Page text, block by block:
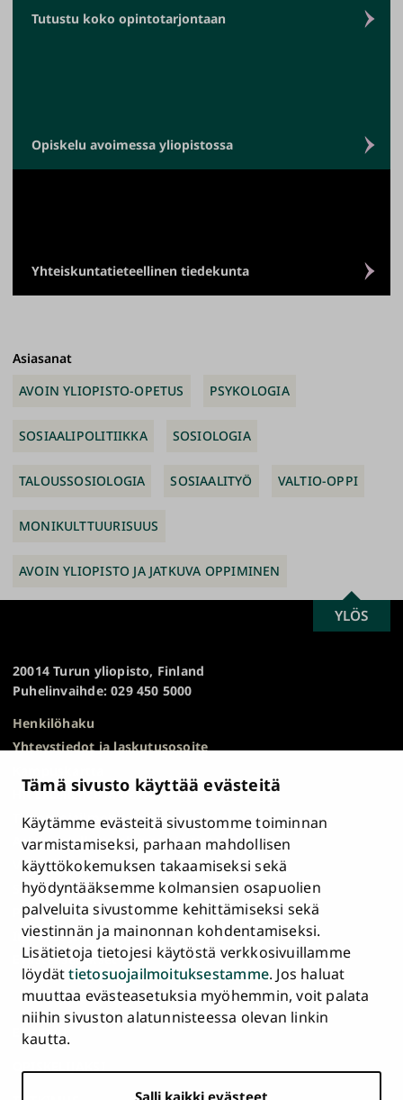
Tämä sivusto käyttää evästeitä
Käytämme evästeitä sivustomme toiminnan
varmistamiseksi, parhaan mahdollisen
käyttökokemuksen takaamiseksi sekä
hyödyntääksemme kolmansien osapuolien
palveluita sivustomme kehittämiseksi sekä
viestinnän ja mainonnan kohdentamiseksi.
Lisätietoja tietojesi käytöstä verkkosivuillamme
löydättietosuojailmoituksestamme. Jos haluat
muuttaa evästeasetuksia myöhemmin, voit palata
niihin sivuston alatunnisteessa olevan linkin
kautta.
Salli kaikki evästeet
Tutustu koko opintotarjontaan
Opiskelu avoimessa yliopistossa
Yhteiskuntatieteellinen tiedekunta
Asiasanat
AVOIN YLIOPISTO-OPETUS
PSYKOLOGIA
SOSIAALIPOLITIIKKA SOSIOLOGIA
TALOUSSOSIOLOGIA SOSIAALITYÖ VALTIO-OPPI
MONIKULTTUURISUUS
AVOIN YLIOPISTO JA JATKUVA OPPIMINEN
20014 Turun yliopisto, Finland
Puhelinvaihde: 029 450 5000
Henkilöhaku
Yhteystiedot ja laskutusosoite
HR Excellence in Research
Tietosuojailmoitus
Asiakirjajulkisuuskuvaus ja tietopyynnöt
Väärinkäytösepäilyt
Saavutettavuusseloste
Palaute
Intranet ja sähköiset työkalut
Evästeasetukset
Päävalikko
alatunnisteessa
ETUSIVU
Turun
yliopisto
Facebookissa
Turun
yliopisto
Instagramissa
TurunTurunTurunTurun
SCROLL
TO
YLÖS